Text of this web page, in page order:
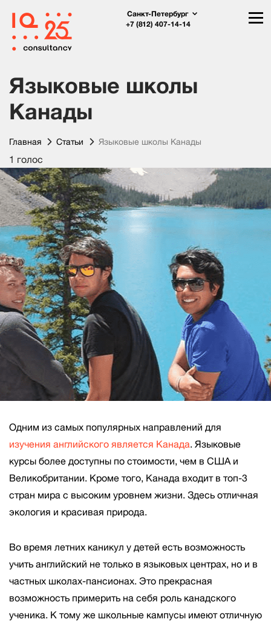
Санкт-Петербург
+7 (812) 407-14-14
Языковые школы
Канады
Главная Статьи Языковые школы Канады
1 голос
Одним из самых популярных направлений для
изучения английского является Канада. Языковые
курсы более доступны по стоимости, чем в США и
Великобритании. Кроме того, Канада входит в топ-3
стран мира с высоким уровнем жизни. Здесь отличная
экология и красивая природа.
Во время летних каникул у детей есть возможность
учить английский не только в языковых центрах, но и в
частных школах-пансионах. Это прекрасная
возможность примерить на себя роль канадского
ученика. К тому же школьные кампусы имеют отличную